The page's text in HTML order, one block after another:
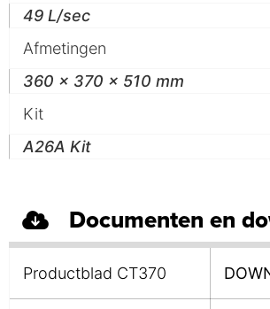
49 L/sec
Afmetingen
360 x 370 x 510 mm
Kit
A26A Kit
Documenten en
Productblad CT370